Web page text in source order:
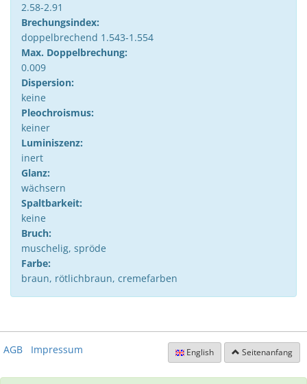
2.58-2.91
Brechungsindex:
doppelbrechend 1.543-1.554
Max. Doppelbrechung:
0.009
Dispersion:
keine
Pleochroismus:
keiner
Luminiszenz:
inert
Glanz:
wächsern
Spaltbarkeit:
keine
Bruch:
muschelig, spröde
Farbe:
braun, rötlichbraun, cremefarben
AGB Impressum English Seitenanfang